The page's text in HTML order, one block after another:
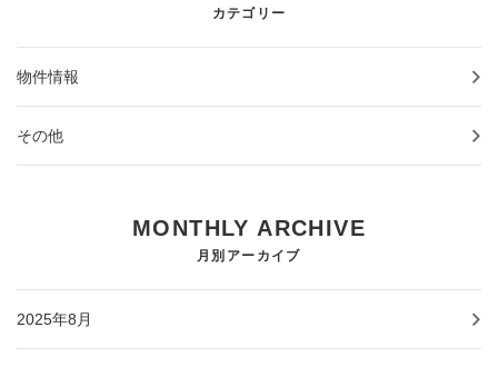
カテゴリー
物件情報
その他
MONTHLY ARCHIVE
月別アーカイブ
2025年8月